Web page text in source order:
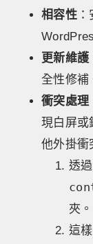
相容性
更新維護
全性修補
衝突處理
現白屏或
他外掛衝
透
夾。
這